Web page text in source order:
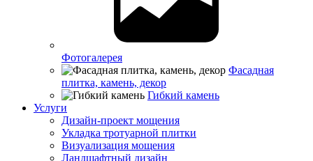
Фотогалерея
Фасадная
плитка, камень, декор
Гибкий камень
Услуги
Дизайн-проект мощения
Укладка тротуарной плитки
Визуализация мощения
Ландшафтный дизайн